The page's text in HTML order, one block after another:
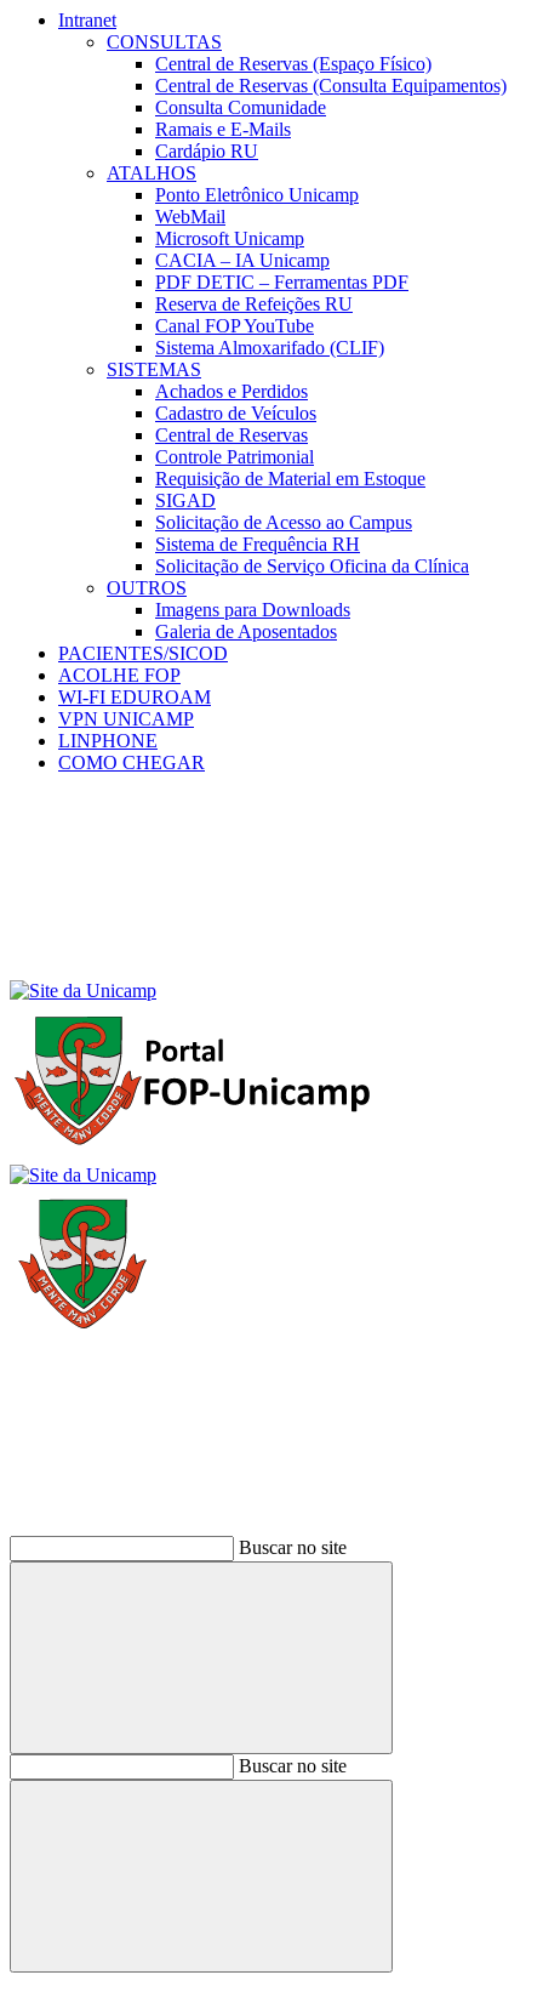
Intranet
CONSULTAS
Central de Reservas (Espaço Físico)
Central de Reservas (Consulta Equipamentos)
Consulta Comunidade
Ramais e E-Mails
Cardápio RU
ATALHOS
Ponto Eletrônico Unicamp
WebMail
Microsoft Unicamp
CACIA – IA Unicamp
PDF DETIC – Ferramentas PDF
Reserva de Refeições RU
Canal FOP YouTube
Sistema Almoxarifado (CLIF)
SISTEMAS
Achados e Perdidos
Cadastro de Veículos
Central de Reservas
Controle Patrimonial
Requisição de Material em Estoque
SIGAD
Solicitação de Acesso ao Campus
Sistema de Frequência RH
Solicitação de Serviço Oficina da Clínica
OUTROS
Imagens para Downloads
Galeria de Aposentados
PACIENTES/SICOD
ACOLHE FOP
WI-FI EDUROAM
VPN UNICAMP
LINPHONE
COMO CHEGAR
Buscar no site
BuscarBuscar no site
Buscar